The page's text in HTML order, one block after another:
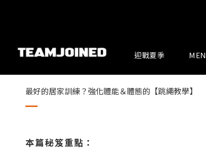
迎戰夏季 MEN
最好的居家訓練？強化體能＆體態的【跳繩教學】
本篇秘笈重點：